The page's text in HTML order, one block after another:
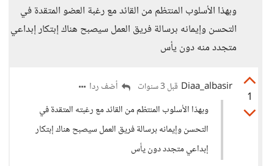
وبهذا الأسلوب المنتظم من القائد مع رغبة العضو المتقدة في
التحسن وإيمانه برسالة فريق العمل سيصبح هناك إبتكار إبداعي
متجدد منه دون يأس
1
Diaa_albasir قبل 3 سنوات
أضف ردا
وبهذا الأسلوب المنتظم من القائد مع رغبته المتقدة في
التحسن وإيمانه برسالة فريق العمل سيصبح هناك إبتكار
إبداعي متجدد دون يأس